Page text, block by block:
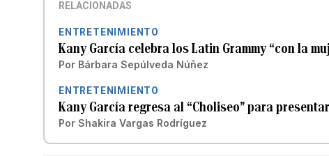
RELACIONADAS
ENTRETENIMIENTO
Kany García celebra los Latin Grammy “con la
Por Bárbara Sepúlveda Núñez
ENTRETENIMIENTO
Kany García regresa al “Choliseo” para
Por Shakira Vargas Rodríguez